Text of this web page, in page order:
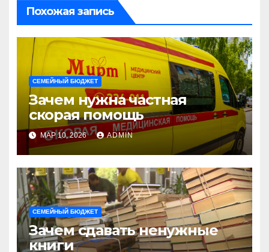
Похожая запись
СЕМЕЙНЫЙ БЮДЖЕТ
Зачем нужна частная
скорая помощь
МАР 10, 2026 ADMIN
СЕМЕЙНЫЙ БЮДЖЕТ
Зачем сдавать ненужные
книги